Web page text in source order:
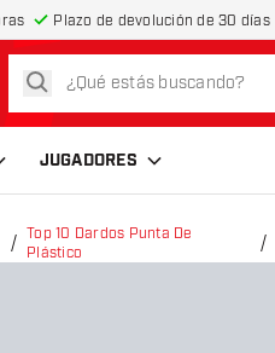
Plazo de devolución de 30 días
de inicio
buscar
JUGADORES
Top 10 Dardos Punta De
Plástico